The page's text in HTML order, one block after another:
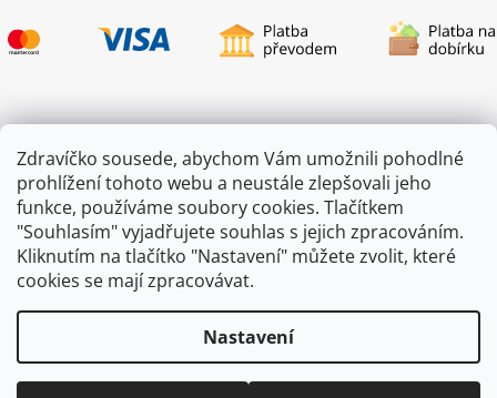
Zdravíčko sousede, abychom Vám umožnili pohodlné
prohlížení tohoto webu a neustále zlepšovali jeho
funkce, používáme soubory cookies. Tlačítkem
"Souhlasím" vyjadřujete souhlas s jejich zpracováním.
Kliknutím na tlačítko "Nastavení" můžete zvolit, které
cookies se mají zpracovávat.
Nastavení
Certifikace
Copyright 2026ZAHRADA JEŽEK. Všechna práva vyhrazena.